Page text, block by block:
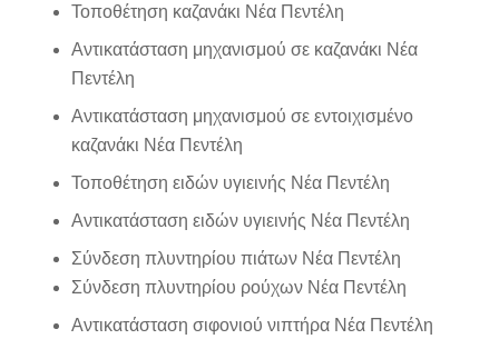
Τοποθέτηση καζανάκι Νέα Πεντέλη
Αντικατάσταση μηχανισμού σε καζανάκι Νέα
Πεντέλη
Αντικατάσταση μηχανισμού σε εντοιχισμένο
καζανάκι Νέα Πεντέλη
Τοποθέτηση ειδών υγιεινής Νέα Πεντέλη
Αντικατάσταση ειδών υγιεινής Νέα Πεντέλη
Σύνδεση πλυντηρίου πιάτων Νέα Πεντέλη
Σύνδεση πλυντηρίου ρούχων Νέα Πεντέλη
Αντικατάσταση σιφονιού νιπτήρα Νέα Πεντέλη